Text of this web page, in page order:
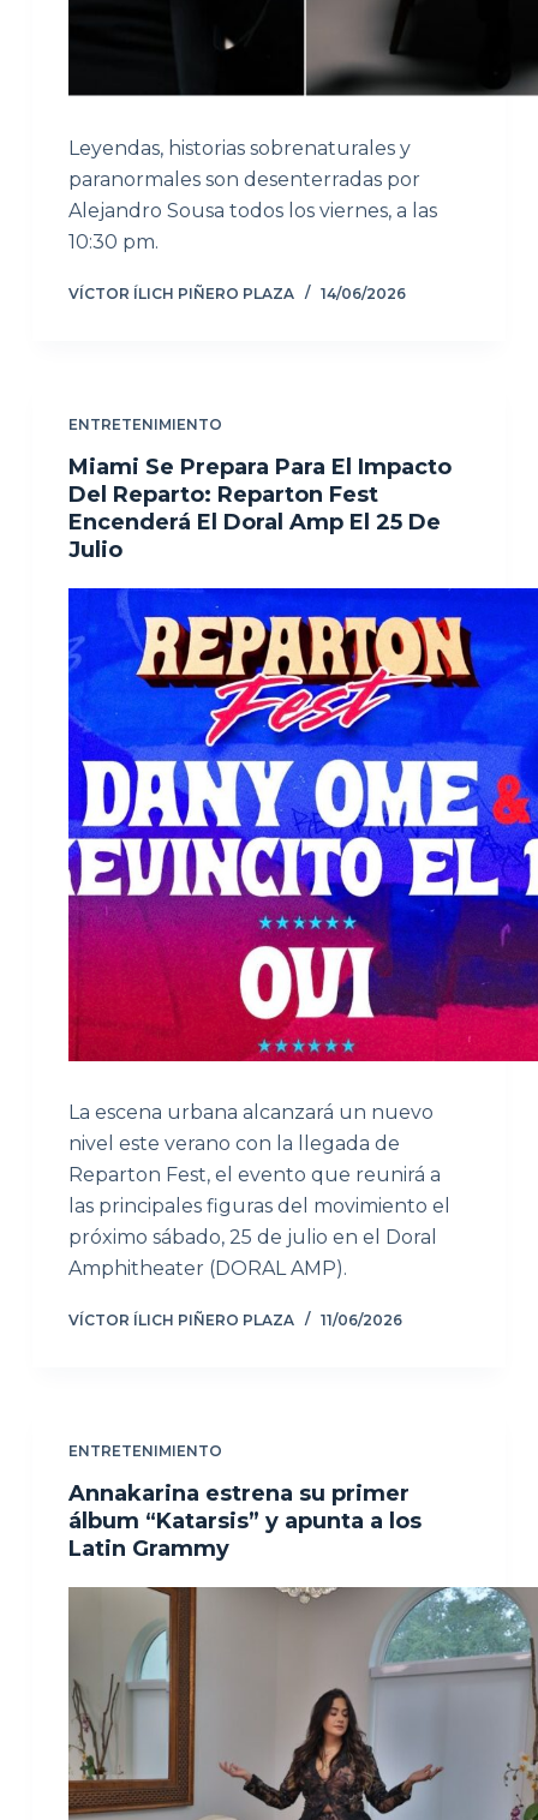
Leyendas, historias sobrenaturales y
paranormales son desenterradas por
Alejandro Sousa todos los viernes, a las
10:30 pm.
VÍCTOR ÍLICH PIÑERO PLAZA 14/06/2026
ENTRETENIMIENTO
Miami Se Prepara Para El Impacto
Del Reparto: Reparton Fest
Encenderá El Doral Amp El 25 De
Julio
La escena urbana alcanzará un nuevo
nivel este verano con la llegada de
Reparton Fest, el evento que reunirá a
las principales figuras del movimiento el
próximo sábado, 25 de julio en el Doral
Amphitheater (DORAL AMP).
VÍCTOR ÍLICH PIÑERO PLAZA 11/06/2026
ENTRETENIMIENTO
Annakarina estrena su primer
álbum “Katarsis” y apunta a los
Latin Grammy